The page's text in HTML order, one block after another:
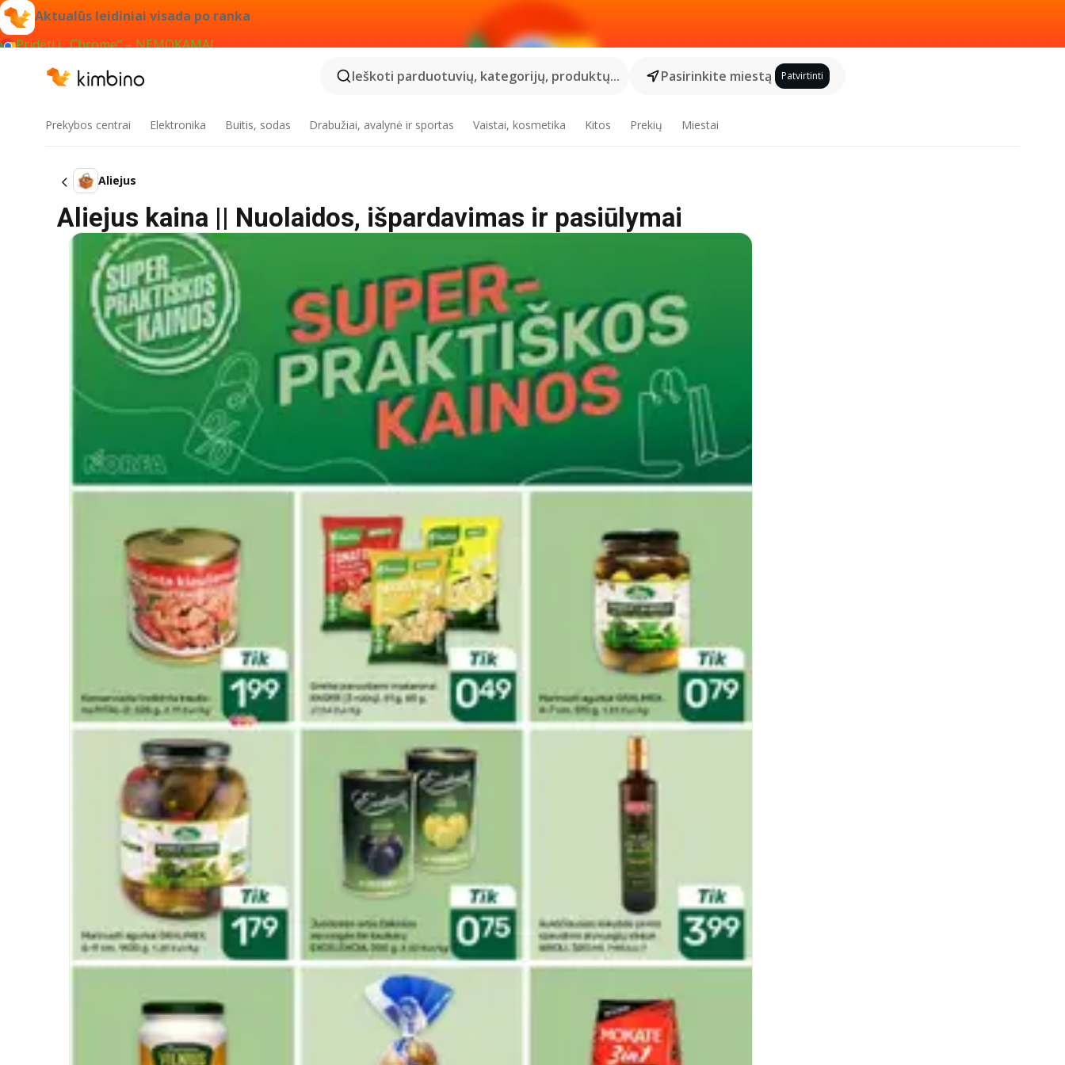
Aktualūs leidiniai visada po ranka
Pridėti į „Chrome“ – NEMOKAMAI
Ieškoti parduotuvių, kategorijų, produktų...
Pasirinkite miestą Patvirtinti
Prekybos centrai Elektronika Buitis, sodas Drabužiai, avalynė ir sportas Vaistai, kosmetika Kitos Prekių Miestai
Aliejus
Aliejus kaina || Nuolaidos, išpardavimas ir pasiūlymai